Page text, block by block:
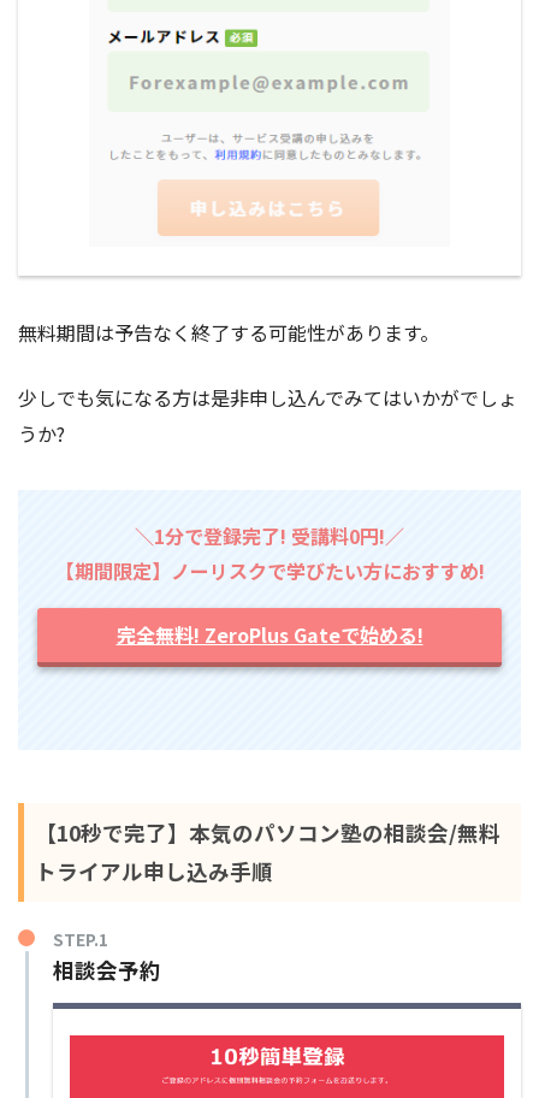
無料期間は予告なく終了する可能性があります。
少しでも気になる方は是非申し込んでみてはいかがでしょ
うか?
＼1分で登録完了! 受講料0円!／
【期間限定】ノーリスクで学びたい方におすすめ!
完全無料! ZeroPlus Gateで始める!
【10秒で完了】本気のパソコン塾の相談会/無料
トライアル申し込み手順
STEP.1
相談会予約